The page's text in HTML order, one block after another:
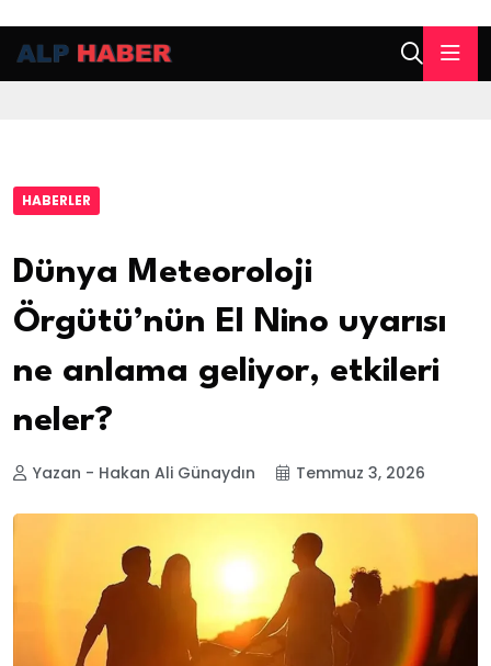
HABERLER
Dünya Meteoroloji
Örgütü’nün El Nino uyarısı
ne anlama geliyor, etkileri
neler?
Yazan - Hakan Ali Günaydın Temmuz 3, 2026